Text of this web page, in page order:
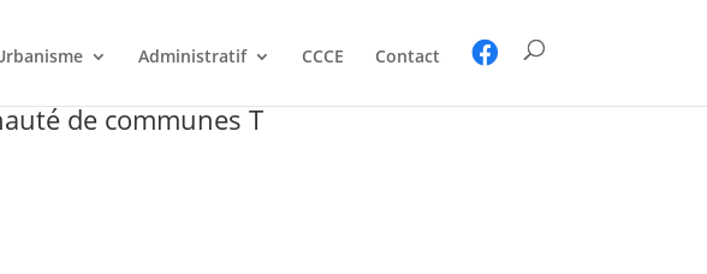
Administratif CCCE Contact
de communes T